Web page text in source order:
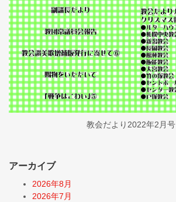
教会だより2022年2月号
アーカイブ
2026年8月
2026年7月